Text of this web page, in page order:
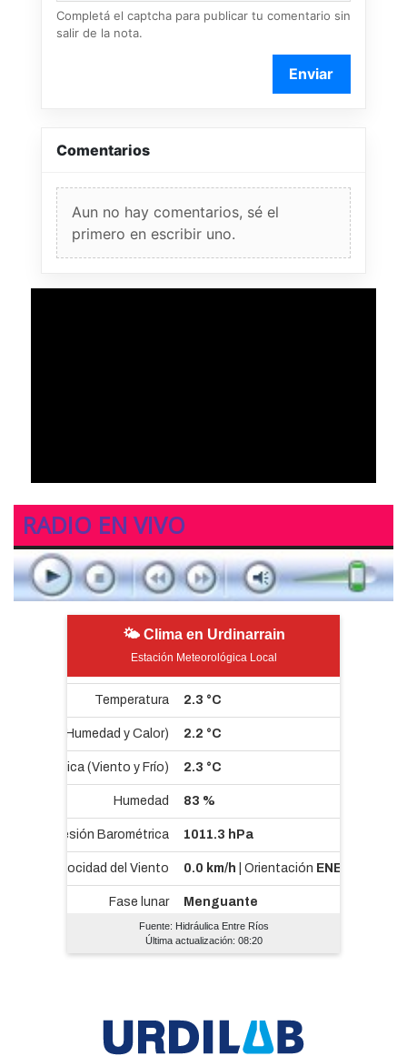
Completá el captcha para publicar tu comentario sin
salir de la nota.
Enviar
Comentarios
Aun no hay comentarios, sé el
primero en escribir uno.
RADIO EN VIVO
🌤 Clima en Urdinarrain
Estación Meteorológica Local
Fuente: Hidráulica Entre Ríos
Última actualización: 08:20